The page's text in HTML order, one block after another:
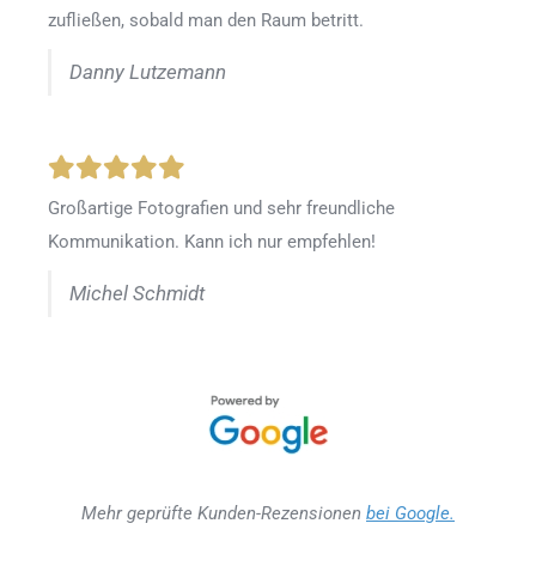
zufließen, sobald man den Raum betritt.
Danny Lutzemann
Großartige Fotografien und sehr freundliche
Kommunikation. Kann ich nur empfehlen!
Michel Schmidt
Mehr geprüfte Kunden-Rezensionen bei Google.